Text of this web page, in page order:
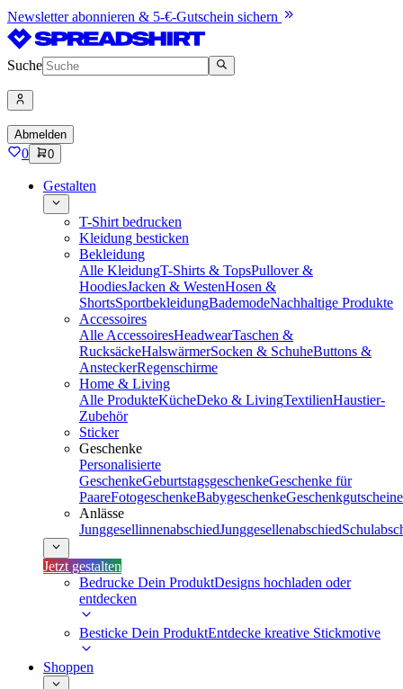
Newsletter abonnieren & 5-€-Gutschein sichern
Suche
Abmelden
0 0
Gestalten
T-Shirt bedrucken
Kleidung besticken
Bekleidung
Alle KleidungT-Shirts & TopsPullover &
HoodiesJacken & WestenHosen &
ShortsSportbekleidungBademodeNachhaltige Produkte
Accessoires
Alle AccessoiresHeadwearTaschen &
RucksäckeHalswärmerSocken & SchuheButtons &
AnsteckerRegenschirme
Home & Living
Alle ProdukteKücheDeko & LivingTextilienHaustier-
Zubehör
Sticker
Geschenke
Personalisierte
GeschenkeGeburtstagsgeschenkeGeschenke für
PaareFotogeschenkeBabygeschenkeGeschenkgutscheine
Anlässe
JunggesellinnenabschiedJunggesellenabschied
Jetzt gestalten
Bedrucke Dein ProduktDesigns hochladen oder
entdecken
Besticke Dein ProduktEntdecke kreative Stickmotive
Shoppen